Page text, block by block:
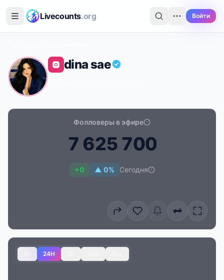
Livecounts.org Войти
dina sae
Фолловеры в эфире
7 625 700
+0 ▲ 0% Сегодня
24H